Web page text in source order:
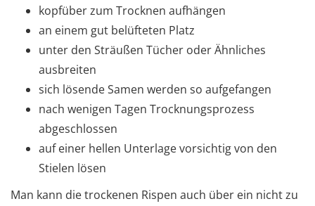
kopfüber zum Trocknen aufhängen
an einem gut belüfteten Platz
unter den Sträußen Tücher oder Ähnliches
ausbreiten
sich lösende Samen werden so aufgefangen
nach wenigen Tagen Trocknungsprozess
abgeschlossen
auf einer hellen Unterlage vorsichtig von den
Stielen lösen
Man kann die trockenen Rispen auch über ein nicht zu